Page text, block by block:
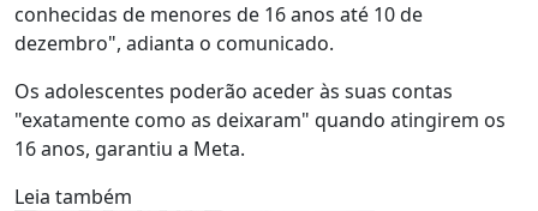
conhecidas de menores de 16 anos até 10 de
dezembro", adianta o comunicado.
Os adolescentes poderão aceder às suas contas
"exatamente como as deixaram" quando atingirem os
16 anos, garantiu a Meta.
Leia também